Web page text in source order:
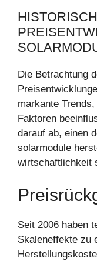
Die Betrachtung
markante
Faktoren
darauf ab, einen
solarmodule
wirtschaftlichkeit
Seit 2006 haben
Skaleneffekte zu